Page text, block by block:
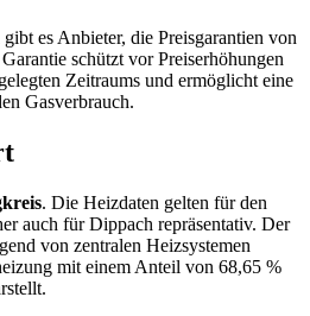
es Anbieter, die Preisgarantien von
schützt vor Preiserhöhungen
Zeitraums und ermöglicht eine
Gasverbrauch.
. Die Heizdaten gelten für den
auch für Dippach repräsentativ. Der
von zentralen Heizsystemen
mit einem Anteil von 68,65 %